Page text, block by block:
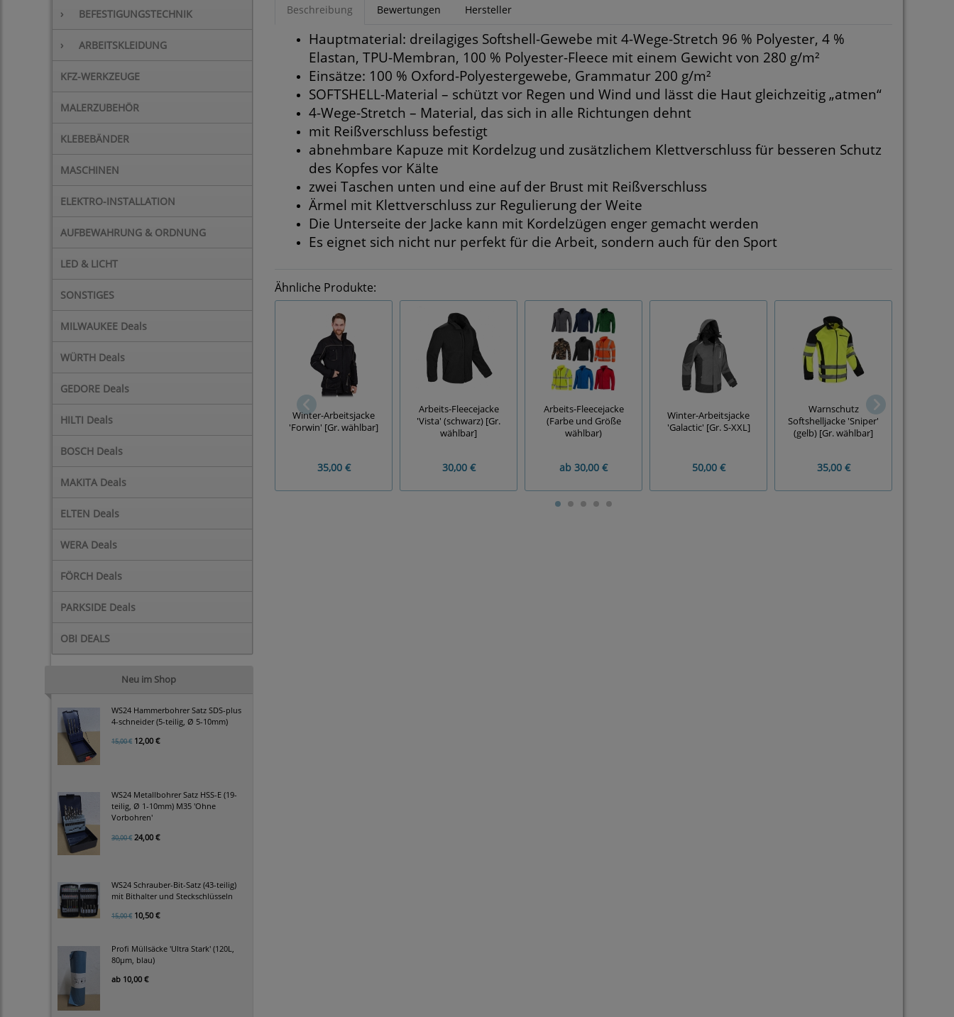
› BEFESTIGUNGSTECHNIK
› ARBEITSKLEIDUNG
KFZ-WERKZEUGE
MALERZUBEHÖR
KLEBEBÄNDER
MASCHINEN
ELEKTRO-INSTALLATION
AUFBEWAHRUNG & ORDNUNG
LED & LICHT
SONSTIGES
MILWAUKEE Deals
WÜRTH Deals
GEDORE Deals
HILTI Deals
BOSCH Deals
MAKITA Deals
ELTEN Deals
WERA Deals
FÖRCH Deals
PARKSIDE Deals
OBI DEALS
Neu im Shop
WS24 Hammerbohrer Satz SDS-plus
4-schneider (5-teilig, Ø 5-10mm)
15,00 € 12,00 €
WS24 Metallbohrer Satz HSS-E (19-
teilig, Ø 1-10mm) M35 'Ohne
Vorbohren'
30,00 € 24,00 €
WS24 Schrauber-Bit-Satz (43-teilig)
mit Bithalter und Steckschlüsseln
15,00 € 10,50 €
Profi Müllsäcke 'Ultra Stark' (120L,
80µm, blau)
ab 10,00 €
Beschreibung Bewertungen Hersteller
Hauptmaterial: dreilagiges Softshell-Gewebe mit 4-Wege-Stretch 96 % Polyester, 4 %
Elastan, TPU-Membran, 100 % Polyester-Fleece mit einem Gewicht von 280 g/m²
Einsätze: 100 % Oxford-Polyestergewebe, Grammatur 200 g/m²
SOFTSHELL-Material – schützt vor Regen und Wind und lässt die Haut gleichzeitig „atmen“
4-Wege-Stretch – Material, das sich in alle Richtungen dehnt
mit Reißverschluss befestigt
abnehmbare Kapuze mit Kordelzug und zusätzlichem Klettverschluss für besseren Schutz
des Kopfes vor Kälte
zwei Taschen unten und eine auf der Brust mit Reißverschluss
Ärmel mit Klettverschluss zur Regulierung der Weite
Die Unterseite der Jacke kann mit Kordelzügen enger gemacht werden
Es eignet sich nicht nur perfekt für die Arbeit, sondern auch für den Sport
Ähnliche Produkte:
Winter-Arbeitsjacke
'Forwin' [Gr. wählbar]
35,00 €
Arbeits-Fleecejacke
'Vista' (schwarz) [Gr.
wählbar]
30,00 €
Arbeits-Fleecejacke
(Farbe und Größe
wählbar)
ab 30,00 €
Winter-Arbeitsjacke
'Galactic' [Gr. S-XXL]
50,00 €
Warnschutz
Softshelljacke 'Sniper'
(gelb) [Gr. wählbar]
35,00 €